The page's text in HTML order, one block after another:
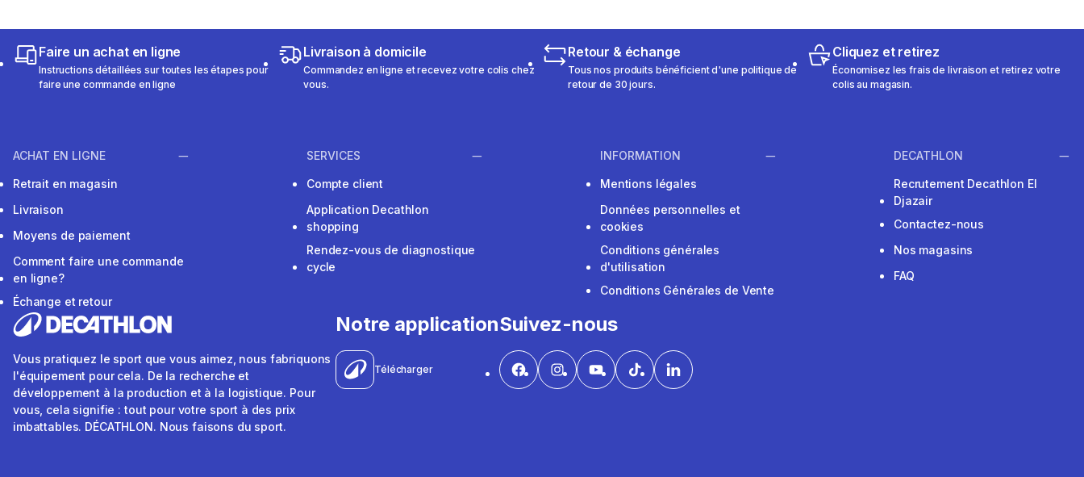
Faire un achat en ligne
Instructions détaillées sur toutes les étapes pour
faire une commande en ligne
Livraison à domicile
Commandez en ligne et recevez votre colis chez
vous.
Retour & échange
Tous nos produits bénéficient d'une politique de
retour de 30 jours.
Cliquez et retirez
Économisez les frais de livraison et retirez votre
colis au magasin.
ACHAT EN LIGNE
Retrait en magasin
Livraison
Moyens de paiement
Comment faire une commande
en ligne?
Échange et retour
SERVICES
Compte client
Application Decathlon
shopping
Rendez-vous de diagnostique
cycle
INFORMATION
Mentions légales
Données personnelles et
cookies
Conditions générales
d'utilisation
Conditions Générales de Vente
DECATHLON
Recrutement Decathlon El
Djazair
Contactez-nous
Nos magasins
FAQ
Vous pratiquez le sport que vous aimez, nous fabriquons
l'équipement pour cela. De la recherche et
développement à la production et à la logistique. Pour
vous, cela signifie : tout pour votre sport à des prix
imbattables. DÉCATHLON. Nous faisons du sport.
Notre application
Télécharger
Suivez-nous